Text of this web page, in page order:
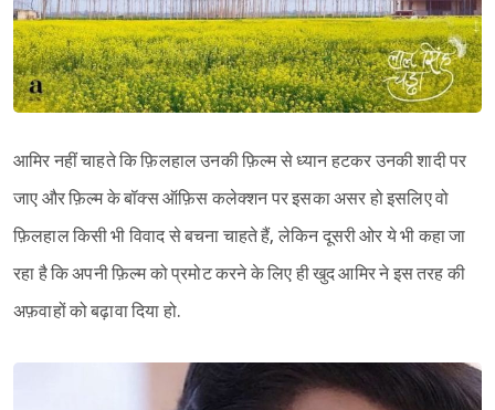
आमिर नहीं चाहते कि फ़िलहाल उनकी फ़िल्म से ध्यान हटकर उनकी शादी पर
जाए और फ़िल्म के बॉक्स ऑफ़िस कलेक्शन पर इसका असर हो इसलिए वो
फ़िलहाल किसी भी विवाद से बचना चाहते हैं, लेकिन दूसरी ओर ये भी कहा जा
रहा है कि अपनी फ़िल्म को प्रमोट करने के लिए ही खुद आमिर ने इस तरह की
अफ़वाहों को बढ़ावा दिया हो.